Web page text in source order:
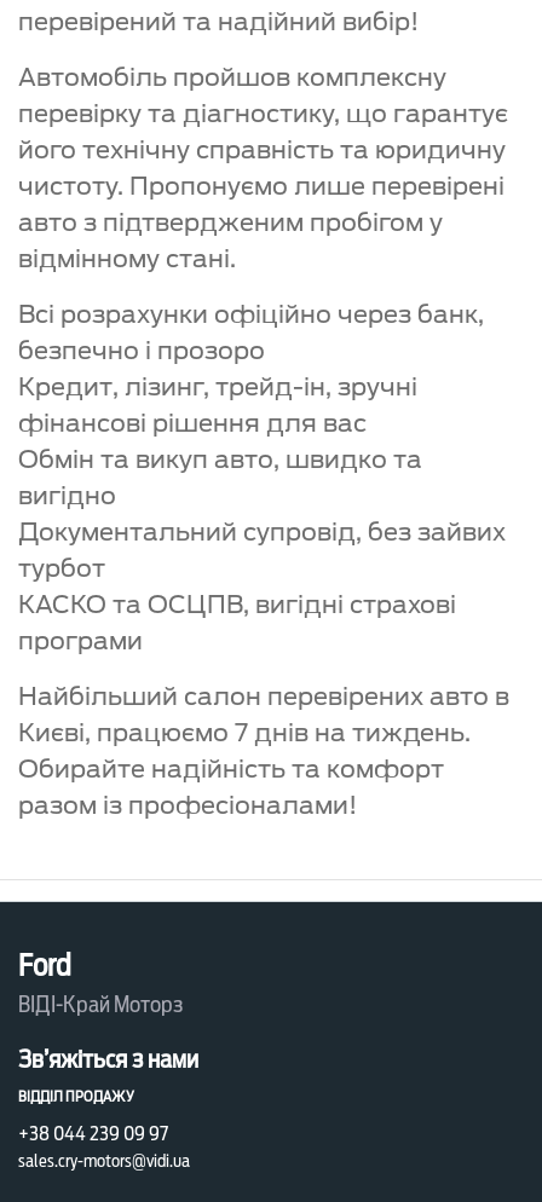
перевірений та надійний вибір!
Автомобіль пройшов комплексну
перевірку та діагностику, що гарантує
його технічну справність та юридичну
чистоту. Пропонуємо лише перевірені
авто з підтвердженим пробігом у
відмінному стані.
Всі розрахунки офіційно через банк,
безпечно і прозоро
Кредит, лізинг, трейд-ін, зручні
фінансові рішення для вас
Обмін та викуп авто, швидко та
вигідно
Документальний супровід, без зайвих
турбот
КАСКО та ОСЦПВ, вигідні страхові
програми
Найбільший салон перевірених авто в
Києві, працюємо 7 днів на тиждень.
Обирайте надійність та комфорт
разом із професіоналами!
Ford
ВІДІ-Край Моторз
Зв’яжіться з нами
ВІДДІЛ ПРОДАЖУ
+38 044 239 09 97
sales.cry-motors@vidi.ua